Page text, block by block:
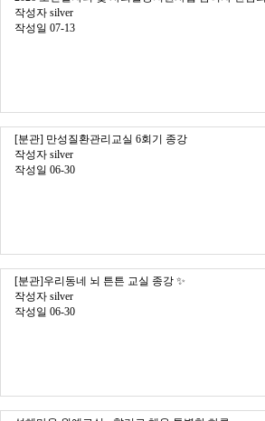
작성자 silver
작성일 07-13
[분관] 만성질환관리교실 6회기 종강
작성자 silver
작성일 06-30
[분관]우리동네 뇌 튼튼 교실 종강 ✨
작성자 silver
작성일 06-30